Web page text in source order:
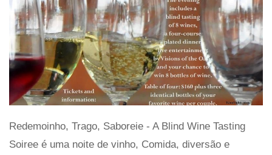
Redemoinho, Trago, Saboreie - A Blind Wine Tasting
Soiree é uma noite de vinho, Comida, diversão e